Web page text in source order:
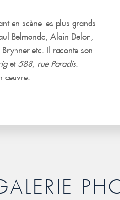
en scène les plus grands
Belmondo, Alain Delon,
etc. Il raconte son
et 588, rue Paradis.
œuvre.